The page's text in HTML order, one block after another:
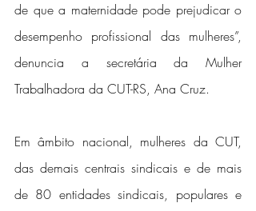
de que a maternidade pode prejudicar o
desempenho profissional das mulheres”,
denuncia a secretária da Mulher
Trabalhadora da CUT-RS, Ana Cruz.
Em âmbito nacional, mulheres da CUT,
das demais centrais sindicais e de mais
de 80 entidades sindicais, populares e